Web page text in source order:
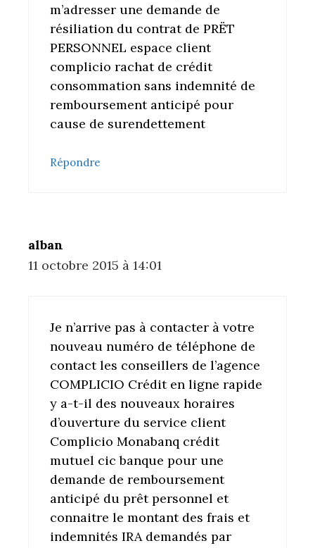
m’adresser une demande de
résiliation du contrat de PRËT
PERSONNEL espace client
complicio rachat de crédit
consommation sans indemnité de
remboursement anticipé pour
cause de surendettement
Répondre
alban
11 octobre 2015 à 14:01
Je n’arrive pas à contacter à votre
nouveau numéro de téléphone de
contact les conseillers de l’agence
COMPLICIO Crédit en ligne rapide
y a-t-il des nouveaux horaires
d’ouverture du service client
Complicio Monabanq crédit
mutuel cic banque pour une
demande de remboursement
anticipé du prêt personnel et
connaitre le montant des frais et
indemnités IRA demandés par